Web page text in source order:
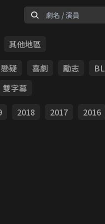
其他地區
懸疑 喜劇 勵志 BL
雙字幕
2018 2017 2016